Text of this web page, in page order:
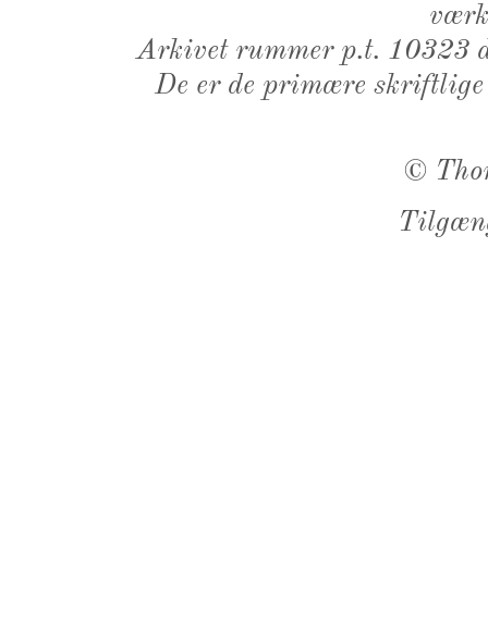
Arkivet rummer p.t. 10323
De er de primære
©